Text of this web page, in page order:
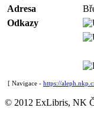
Adresa
Odkazy
[ Navigace - https://
© 2012 ExLibris, NK